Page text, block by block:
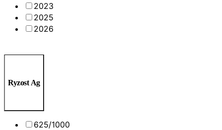
2023
2025
2026
Ryzost Ag
625/1000